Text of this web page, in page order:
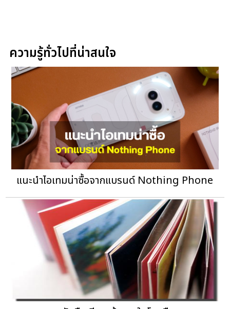
ความรู้ทั่วไปที่น่าสนใจ
แนะนำไอเทมน่าซื้อจากแบรนด์ Nothing Phone